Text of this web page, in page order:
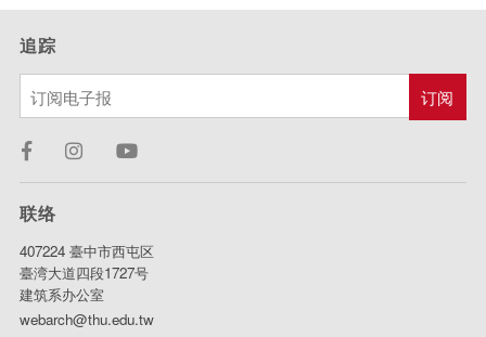
追踪
联络
407224 臺中市西屯区
臺湾大道四段1727号
建筑系办公室
webarch@thu.edu.tw